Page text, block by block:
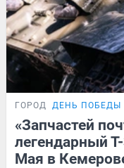
ГОРОД ДЕНЬ ПОБЕДЫ
«Запчастей
легендарный
Мая в